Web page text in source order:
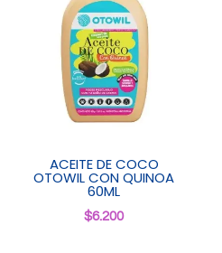
ACEITE DE COCO
OTOWIL CON QUINOA
60ML
$6.200